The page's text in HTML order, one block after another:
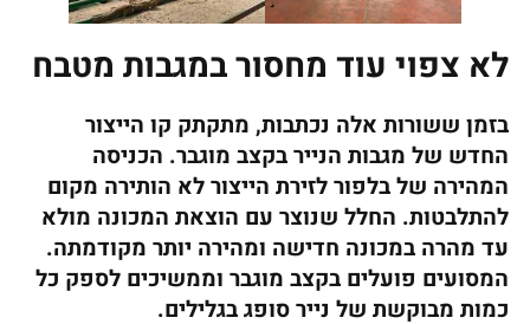
לא צפוי עוד מחסור במגבות מטבח
בזמן ששורות אלה נכתבות, מתקתק קו הייצור
החדש של מגבות הנייר בקצב מוגבר. הכניסה
המהירה של בלפור לזירת הייצור לא הותירה מקום
להתלבטות. החלל שנוצר עם הוצאת המכונה מולא
עד מהרה במכונה חדישה ומהירה יותר מקודמתה.
המסועים פועלים בקצב מוגבר וממשיכים לספק כל
כמות מבוקשת של נייר סופג בגלילים.